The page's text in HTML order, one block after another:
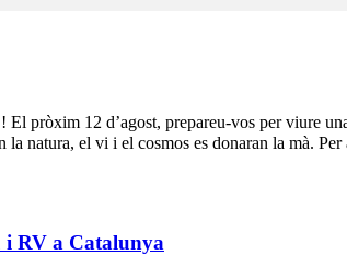
12 d’agost, prepareu-vos per viure
natura, el vi i el cosmos es donaran la mà. Per
i RV a Catalunya